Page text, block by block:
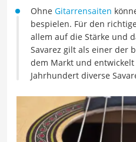
Ohne Gitarrensaiten
bespielen. Für den
allem auf die Stärke und
Savarez gilt als einer der
dem Markt und
Jahrhundert diverse